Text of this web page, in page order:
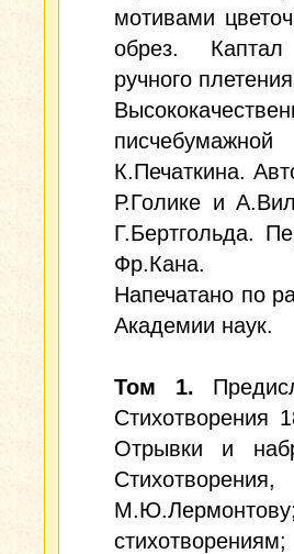
мотивами
обрез.
ручного
К.Печаткина.
Р.Голике и
Г.Бертгольда.
Фр.Кана.
Напечатано по
Академии наук.
Том 1.
Стихотворения
Отрывки и